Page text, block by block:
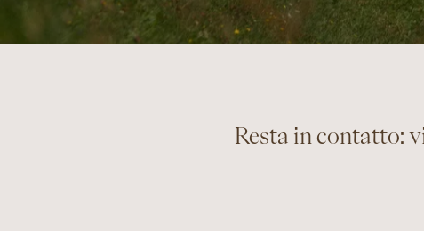
Resta in contatto: